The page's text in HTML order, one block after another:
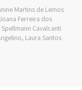
Martins de Lemos
Ferreira dos
Cavalcanti
Laura Santos